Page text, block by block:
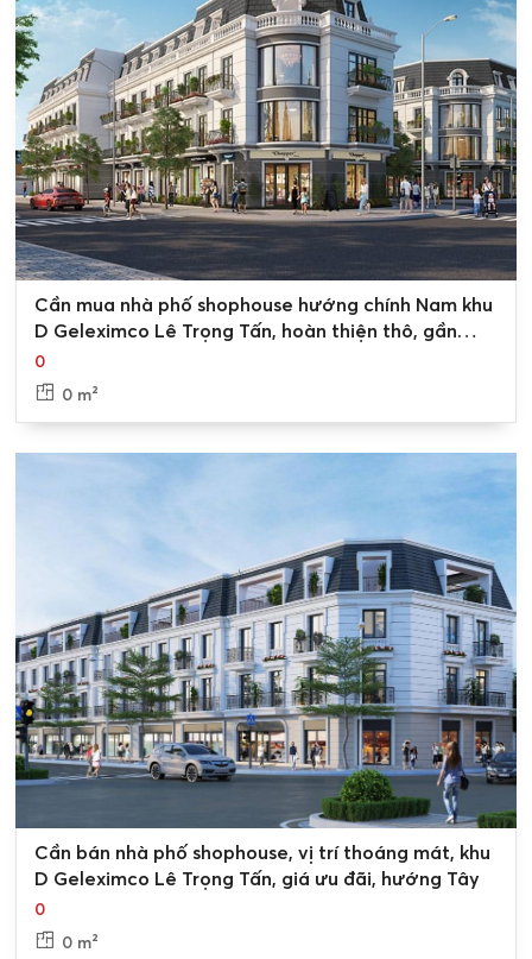
Địa chỉ: 39B Xuân Diệu, Tây Hồ, Hà Nội.
>> Xem thêm các sản phẩm khác
Bán nhà liền kề Geleximco Lê Trọng Tấn
Cho thuê biệt thự Geleximco Lê Trọng Tấn
Cần mua nhà phố shophouse hướng chính Nam khu
D Geleximco Lê Trọng Tấn, hoàn thiện thô, gần
vườn hoa
0
0 m²
Cần bán nhà phố shophouse, vị trí thoáng mát, khu
D Geleximco Lê Trọng Tấn, giá ưu đãi, hướng Tây
0
0 m²